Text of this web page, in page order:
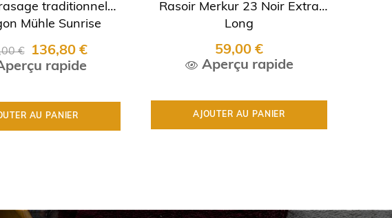
traditionnel
Mühle Sunrise
€
136,80 €
rapide
AU PANIER
Rasoir Merkur 23 Noir Extra
Long
59,00 €
Aperçu rapide
AJOUTER AU PANIER